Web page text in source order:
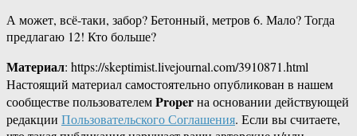
А может, всё-таки, забор? Бетонный, метров 6. Мало? Тогда
предлагаю 12! Кто больше?
Материал: https://skeptimist.livejournal.com/3910871.html
Настоящий материал самостоятельно опубликован в нашем
сообществе пользователемProperна основании действующей
редакции Пользовательского Соглашения. Если вы считаете,